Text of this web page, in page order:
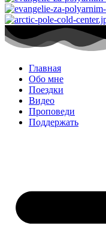
Главная
Обо мне
Поездки
Видео
Проповеди
Поддержать